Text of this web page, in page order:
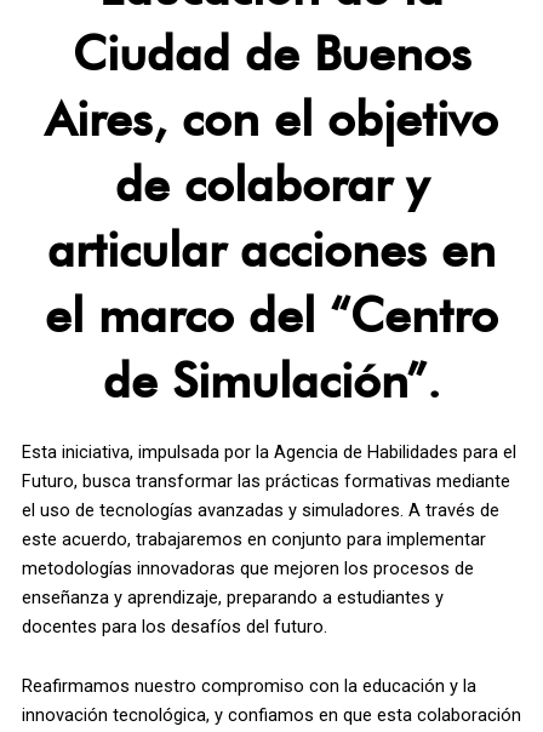
Ciudad de Buenos
Aires, con el objetivo
de colaborar y
articular acciones en
el marco del “Centro
de Simulación”.
Esta iniciativa, impulsada por la Agencia de Habilidades para el
Futuro, busca transformar las prácticas formativas mediante
el uso de tecnologías avanzadas y simuladores. A través de
este acuerdo, trabajaremos en conjunto para implementar
metodologías innovadoras que mejoren los procesos de
enseñanza y aprendizaje, preparando a estudiantes y
docentes para los desafíos del futuro.
Reafirmamos nuestro compromiso con la educación y la
innovación tecnológica, y confiamos en que esta colaboración